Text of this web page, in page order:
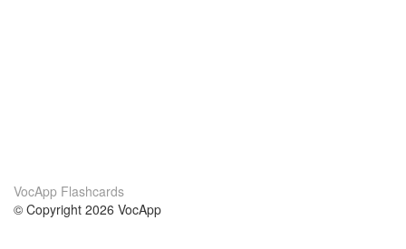
VocApp Flashcards
© Copyright 2026 VocApp